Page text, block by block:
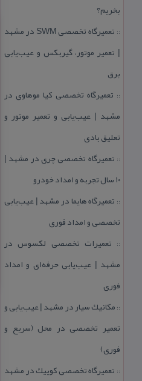
بخریم؟
::
تعمیرگاه تخصصی SWM در مشهد
| تعمیر موتور، گیربكس و عیب‌یابی
برق
:: تعمیرگاه تخصصی كیا موهاوی در
مشهد | عیب‌یابی و تعمیر موتور و
تعلیق بادی
:: تعمیرگاه تخصصی چری در مشهد |
۱۰ سال تجربه و امداد خودرو
:: تعمیرگاه هایما در مشهد | عیب‌یابی
تخصصی و امداد فوری
:: تعمیرات تخصصی لكسوس در
مشهد | عیب‌یابی حرفه‌ای و امداد
فوری
:: مكانیك سیار در مشهد | عیب‌یابی و
تعمیر تخصصی در محل (سریع و
فوری)
:: تعمیرگاه تخصصی كوییك در مشهد